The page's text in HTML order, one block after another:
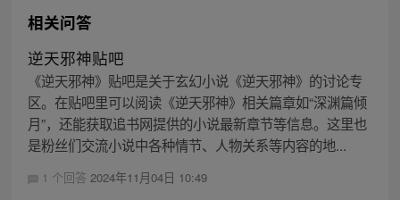
相关问答
逆天邪神贴吧
《逆天邪神》贴吧是关于玄幻小说《逆天邪神》的讨论专
区。在贴吧里可以阅读《逆天邪神》相关篇章如“深渊篇倾
月”，还能获取追书网提供的小说最新章节等信息。这里也
是粉丝们交流小说中各种情节、人物关系等内容的地...
1 个回答 2024年11月04日 10:49